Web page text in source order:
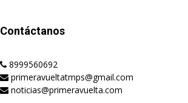
Contáctanos
8999560692
primeravueltatmps@gmail.com
noticias@primeravuelta.com